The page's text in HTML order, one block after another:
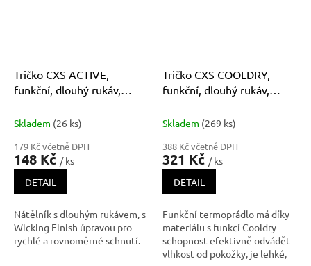
Tričko CXS ACTIVE,
funkční, dlouhý rukáv,
Skladem (26 ks)
179 Kč včetně DPH
148 Kč / ks
DETAIL
Nátělník s dlouhým rukávem, s
Wicking Finish úpravou pro
rychlé a rovnoměrné schnutí.
Tričko CXS COOLDRY,
funkční, dlouhý rukáv,
Skladem (269 ks)
388 Kč včetně DPH
321 Kč / ks
DETAIL
Funkční termoprádlo má díky
materiálu s funkcí Cooldry
schopnost efektivně odvádět
vlhkost od pokožky, je lehké,